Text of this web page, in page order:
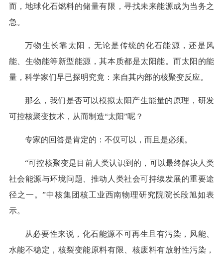
而，地球化石燃料的储量有限，寻找未来能源成为当务之
急。
万物生长靠太阳，无论是传统的化石能源，还是风
能、生物能等新型能源，其本质都是太阳能。而太阳的能
量，科学家们早已探明究竟：来自其内部的核聚变反应。
那么，我们是否可以模拟太阳产生能量的原理，研发
可控核聚变技术，从而制造“太阳”呢？
专家的回答是肯定的：不仅可以，而且是必须。
“可控核聚变是目前人类认识到的，可以最终解决人类
社会能源与环境问题、推动人类社会可持续发展的重要途
径之一。”中核集团核工业西南物理研究院院长段旭如表
示。
从必要性来说，化石能源不可再生且有污染，风能、
水能不稳定，核裂变能原料有限、核废料有放射性污染，